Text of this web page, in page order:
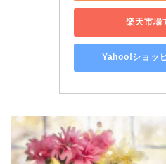
楽天市場
Yahoo!ショッ